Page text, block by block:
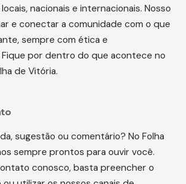
nacionais e internacionais. Nosso
e conectar a comunidade com o que
sempre com ética e
Fique por dentro do que acontece no
de Vitória.
sugestão ou comentário? No Folha
sempre prontos para ouvir você.
conosco, basta preencher o